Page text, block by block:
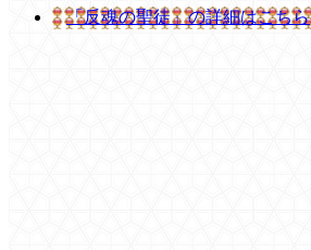
「反魂の聖徒」の詳細はこちら